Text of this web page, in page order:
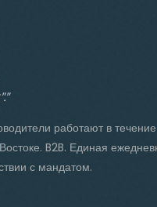
работают в
B2B. Единая
с мандатом.